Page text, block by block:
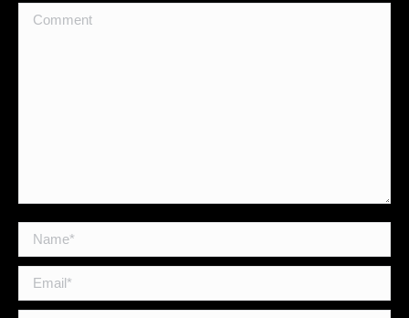
Comment
Name *
Email *